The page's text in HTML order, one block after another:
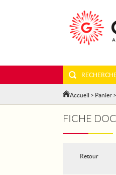
Accueil > Panier
FICHE
Retour